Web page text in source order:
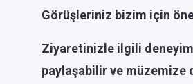
Görüşleriniz bizim için
Ziyaretinizle ilgili
paylaşabilir ve müzemize